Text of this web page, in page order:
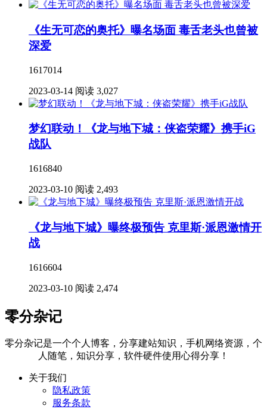
《生无可恋的奥托》曝名场面 毒舌老头也曾被
深爱
1617014
2023-03-14 阅读 3,027
梦幻联动！《龙与地下城：侠盗荣耀》携手iG
战队
1616840
2023-03-10 阅读 2,493
《龙与地下城》曝终极预告 克里斯·派恩激情开
战
1616604
2023-03-10 阅读 2,474
零分杂记
零分杂记是一个个人博客，分享建站知识，手机网络资源，个
人随笔，知识分享，软件硬件使用心得分享！
关于我们
隐私政策
服务条款